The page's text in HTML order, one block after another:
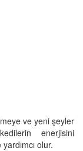
ve yeni şeyler
enerjisini
olur.